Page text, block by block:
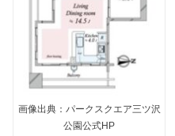
画像出典：パークスクエア三ツ沢
公園公式HP